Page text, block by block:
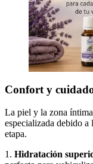
Confort y
La piel y la zona
especializada debido a
etapa.
1. Hidratación